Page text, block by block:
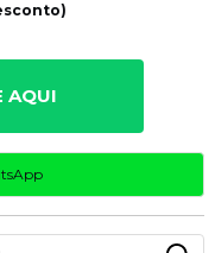
AQUI